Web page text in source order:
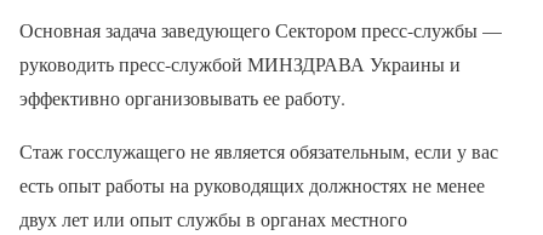
Основная задача заведующего Сектором пресс-службы —
руководить пресс-службой МИНЗДРАВА Украины и
эффективно организовывать ее работу.
Стаж госслужащего не является обязательным, если у вас
есть опыт работы на руководящих должностях не менее
двух лет или опыт службы в органах местного